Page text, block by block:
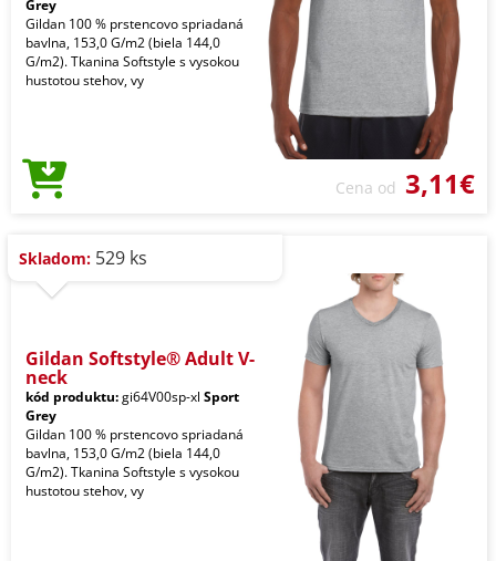
Grey
Gildan 100 % prstencovo spriadaná
bavlna, 153,0 G/m2 (biela 144,0
G/m2). Tkanina Softstyle s vysokou
hustotou stehov, vy
Cena od 3,11€
Skladom: 529 ks
Gildan Softstyle® Adult V-
neck
kód produktu:gi64V00sp-xl Sport
Grey
Gildan 100 % prstencovo spriadaná
bavlna, 153,0 G/m2 (biela 144,0
G/m2). Tkanina Softstyle s vysokou
hustotou stehov, vy